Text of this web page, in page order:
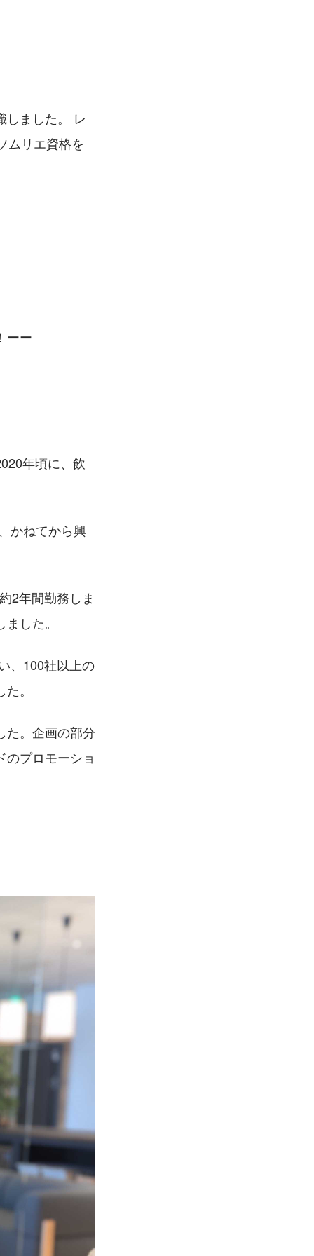
しました。 レ
ムリエ資格を
ーー
年頃に、飲
かねてから興
2年間勤務しま
した。
、100社以上の
。
た。企画の部分
プロモーショ